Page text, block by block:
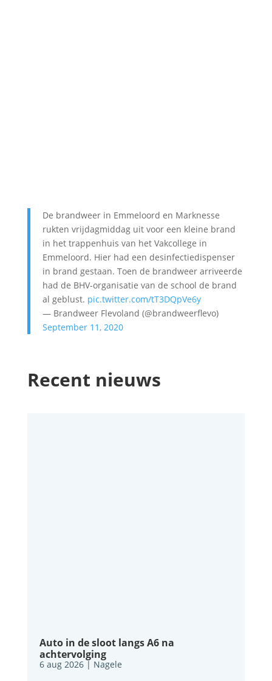
De brandweer in Emmeloord en Marknesse
rukten vrijdagmiddag uit voor een kleine brand
in het trappenhuis van het Vakcollege in
Emmeloord. Hier had een desinfectiedispenser
in brand gestaan. Toen de brandweer arriveerde
had de BHV-organisatie van de school de brand
al geblust. pic.twitter.com/tT3DQpVe6y
— Brandweer Flevoland (@brandweerflevo)
September 11, 2020
Recent nieuws
Auto in de sloot langs A6 na
achtervolging
6 aug 2026| Nagele